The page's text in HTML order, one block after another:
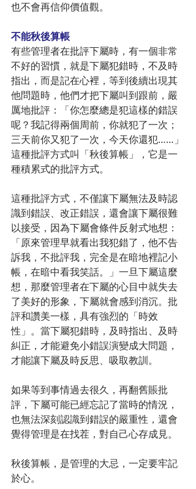
也不會再信仰價值觀。
不能秋後算帳
有些管理者在批評下屬時，有一個非常
不好的習慣，就是下屬犯錯時，不及時
指出，而是記在心裡，等到後續出現其
他問題時，他們才把下屬叫到跟前，嚴
厲地批評：「你怎麼總是犯這樣的錯誤
呢？我記得兩個周前，你就犯了一次；
三天前你又犯了一次，今天你還犯……」
這種批評方式叫「秋後算帳」，它是一
種積累式的批評方式。
這種批評方式，不僅讓下屬無法及時認
識到錯誤、改正錯誤，還會讓下屬很難
以接受，因為下屬會條件反射式地想：
「原來管理早就看出我犯錯了，他不告
訴我，不批評我，完全是在暗地裡記小
帳，在暗中看我笑話。」一旦下屬這麼
想，那麼管理者在下屬的心目中就失去
了美好的形象，下屬就會感到消沉。批
評和讚美一樣，具有強烈的「時效
性」。當下屬犯錯時，及時指出、及時
糾正，才能避免小錯誤演變成大問題，
才能讓下屬及時反思、吸取教訓。
如果等到事情過去很久，再翻舊賬批
評，下屬可能已經忘記了當時的情況，
也無法深刻認識到錯誤的嚴重性，還會
覺得管理是在找茬，對自己心存成見。
秋後算帳，是管理的大忌，一定要牢記
於心。